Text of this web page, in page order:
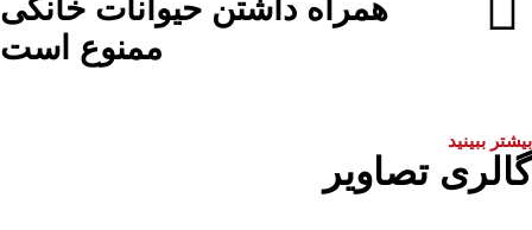
همراه داشتن حیوانات خانگی
ممنوع است
بیشتر ببینید
گالری تصاویر